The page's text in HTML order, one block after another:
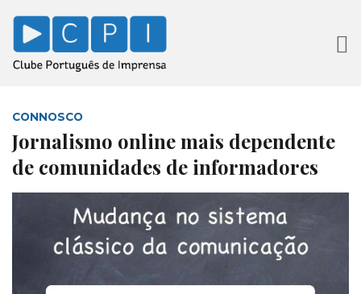
CONNOSCO
Jornalismo online mais dependente
de comunidades de informadores